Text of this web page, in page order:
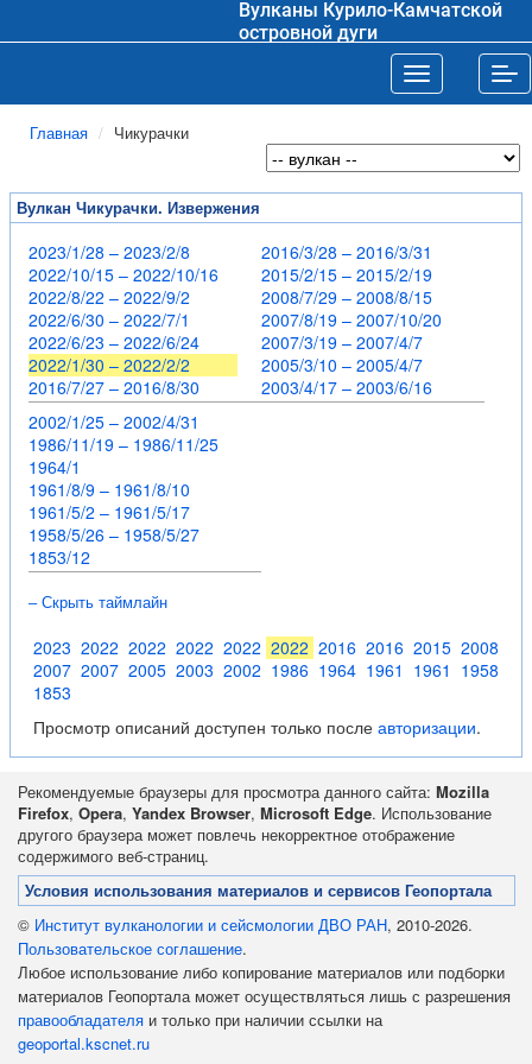
Вулканы Курило-Камчатской
островной дуги
Toggle
Главная Чикурачки
Вулкан Чикурачки. Извержения
2023/1/28 – 2023/2/8
2022/10/15 – 2022/10/16
2022/8/22 – 2022/9/2
2022/6/30 – 2022/7/1
2022/6/23 – 2022/6/24
2022/1/30 – 2022/2/2
2016/7/27 – 2016/8/30
2016/3/28 – 2016/3/31
2015/2/15 – 2015/2/19
2008/7/29 – 2008/8/15
2007/8/19 – 2007/10/20
2007/3/19 – 2007/4/7
2005/3/10 – 2005/4/7
2003/4/17 – 2003/6/16
2002/1/25 – 2002/4/31
1986/11/19 – 1986/11/25
1964/1
1961/8/9 – 1961/8/10
1961/5/2 – 1961/5/17
1958/5/26 – 1958/5/27
1853/12
– Скрыть таймлайн
2023 2022 2022 2022 2022 2022 2016 2016 2015 2008
2007 2007 2005 2003 2002 1986 1964 1961 1961 1958
1853
Просмотр описаний доступен только после авторизации.
Рекомендуемые браузеры для просмотра данного сайта: Mozilla
Firefox, Opera, Yandex Browser, Microsoft Edge. Использование
другого браузера может повлечь некорректное отображение
содержимого веб-страниц.
Условия использования материалов и сервисов Геопортала
© Институт вулканологии и сейсмологии ДВО РАН, 2010-2026.
Пользовательское соглашение.
Любое использование либо копирование материалов или подборки
материалов Геопортала может осуществляться лишь с разрешения
правообладателя и только при наличии ссылки на
geoportal.kscnet.ru